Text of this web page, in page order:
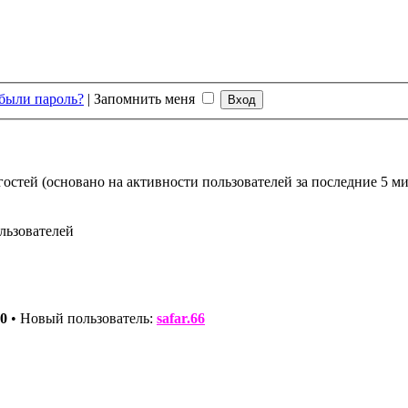
пароль? | Запомнить меня
(основано на активности пользователей за последние 5
• Новый пользователь: safar.66